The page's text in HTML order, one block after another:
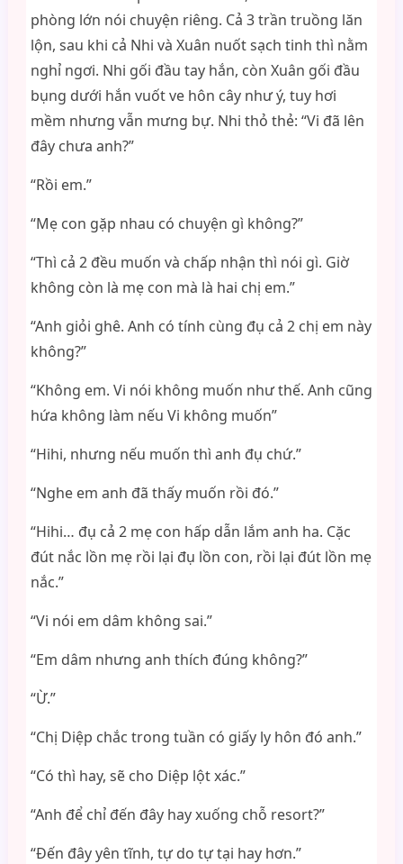
phòng lớn nói chuyện riêng. Cả 3 trần truồng lăn
lộn, sau khi cả Nhi và Xuân nuốt sạch tinh thì nằm
nghỉ ngơi. Nhi gối đầu tay hắn, còn Xuân gối đầu
bụng dưới hắn vuốt ve hôn cây như ý, tuy hơi
mềm nhưng vẫn mưng bự. Nhi thỏ thẻ: “Vi đã lên
đây chưa anh?”
“Rồi em.”
“Mẹ con gặp nhau có chuyện gì không?”
“Thì cả 2 đều muốn và chấp nhận thì nói gì. Giờ
không còn là mẹ con mà là hai chị em.”
“Anh giỏi ghê. Anh có tính cùng đụ cả 2 chị em này
không?”
“Không em. Vi nói không muốn như thế. Anh cũng
hứa không làm nếu Vi không muốn”
“Hihi, nhưng nếu muốn thì anh đụ chứ.”
“Nghe em anh đã thấy muốn rồi đó.”
“Hihi… đụ cả 2 mẹ con hấp dẫn lắm anh ha. Cặc
đút nắc lồn mẹ rồi lại đụ lồn con, rồi lại đút lồn mẹ
nắc.”
“Vi nói em dâm không sai.”
“Em dâm nhưng anh thích đúng không?”
“Ừ.”
“Chị Diệp chắc trong tuần có giấy ly hôn đó anh.”
“Có thì hay, sẽ cho Diệp lột xác.”
“Anh để chỉ đến đây hay xuống chỗ resort?”
“Đến đây yên tĩnh, tự do tự tại hay hơn.”